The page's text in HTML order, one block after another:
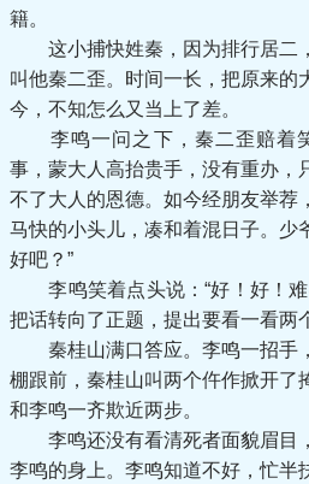
籍。
这小捕快姓秦，因为排行居二
叫他秦二歪。时间一长，把原来的
今，不知怎么又当上了差。
李鸣一问之下，秦二歪赔着笑
事，蒙大人高抬贵手，没有重办，
不了大人的恩德。如今经朋友举荐
马快的小头儿，凑和着混日子。少
好吧？”
李鸣笑着点头说：“好！好！难
把话转向了正题，提出要看一看两
秦桂山满口答应。李鸣一招手
棚跟前，秦桂山叫两个仵作掀开了
和李鸣一齐欺近两步。
李鸣还没有看清死者面貌眉目
李鸣的身上。李鸣知道不好，忙半